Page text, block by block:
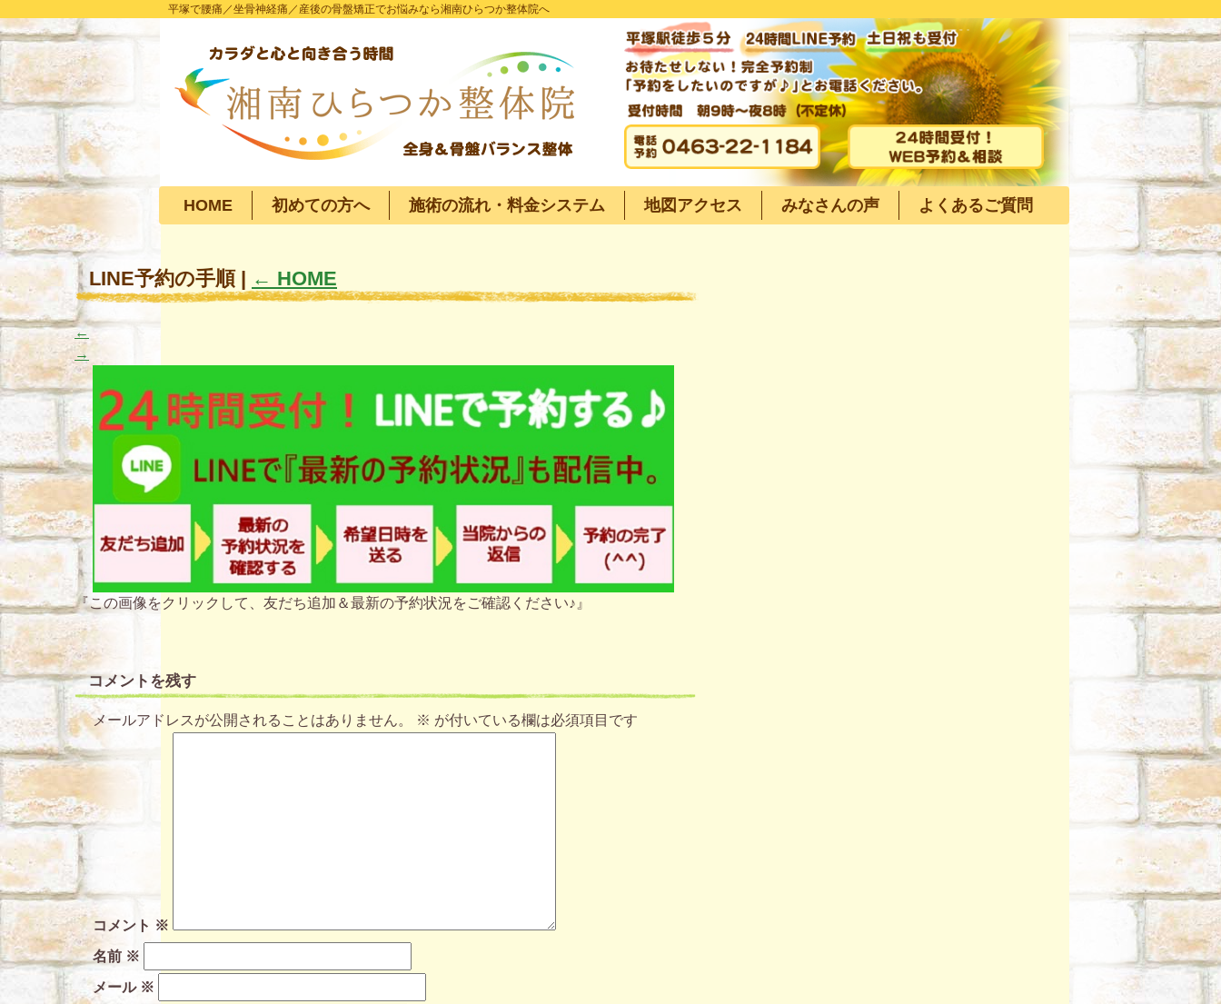
平塚で腰痛／坐骨神経痛／産後の骨盤矯正でお悩みなら湘南ひらつか整体院へ
HOME 初めての方へ 施術の流れ・料金システム 地図アクセス みなさんの声 よくあるご質問
LINE予約の手順 | ← HOME
←
→
『この画像をクリックして、友だち追加＆最新の予約状況をご確認ください♪』
コメントを残す
メールアドレスが公開されることはありません。 ※ が付いている欄は必須項目です
コメント ※
名前 ※
メール ※